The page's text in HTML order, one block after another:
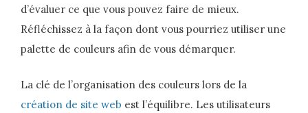
d’évaluer ce que vous pouvez faire de mieux.
Réfléchissez à la façon dont vous pourriez utiliser une
palette de couleurs afin de vous démarquer.
La clé de l’organisation des couleurs lors de la
création de site web est l’équilibre. Les utilisateurs